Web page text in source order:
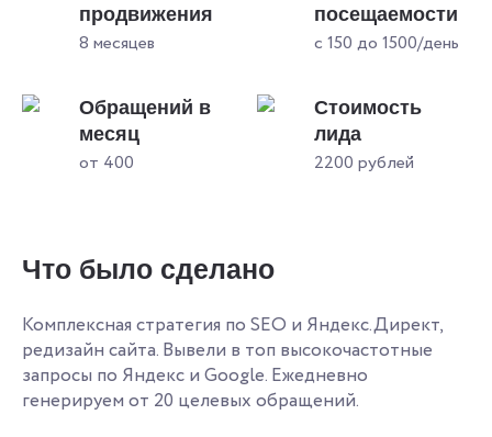
продвижения
8 месяцев
посещаемости
с 150 до 1500/день
Обращений в
месяц
от 400
Стоимость
лида
2200 рублей
Что было сделано
Комплексная стратегия по SEO и Яндекс.Директ,
редизайн сайта. Вывели в топ высокочастотные
запросы по Яндекс и Google. Ежедневно
генерируем от 20 целевых обращений.